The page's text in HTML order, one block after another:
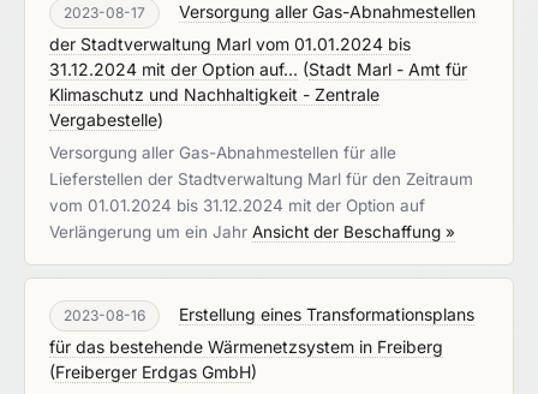
2023-08-17
Versorgung aller Gas-Abnahmestellen
der Stadtverwaltung Marl vom 01.01.2024 bis
31.12.2024 mit der Option auf... (Stadt Marl - Amt für
Klimaschutz und Nachhaltigkeit - Zentrale
Vergabestelle)
Versorgung aller Gas-Abnahmestellen für alle
Lieferstellen der Stadtverwaltung Marl für den Zeitraum
vom 01.01.2024 bis 31.12.2024 mit der Option auf
Verlängerung um ein Jahr Ansicht der Beschaffung »
2023-08-16
Erstellung eines Transformationsplans
für das bestehende Wärmenetzsystem in Freiberg
(Freiberger Erdgas GmbH)